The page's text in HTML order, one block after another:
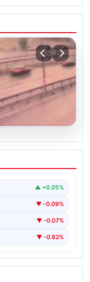
öldüğü
çıktı
Kamerası ▲ +0.05%
▼ -0.09%
▼ -0.07%
▼ -0.62%